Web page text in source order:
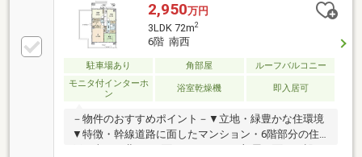
2,950万円
3LDK 72m2
6階 南西
駐車場あり 角部屋
ルーフバルコニー
モニタ付インターホ
ン
浴室乾燥機 即入居可
－物件のおすすめポイント－▼立地・緑豊かな住環境
▼特徴・幹線道路に面したマンション・6階部分の住